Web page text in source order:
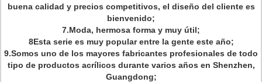
buena calidad y precios competitivos, el diseño del cliente es
bienvenido;
7.Moda, hermosa forma y muy útil;
8Esta serie es muy popular entre la gente este año;
9.Somos uno de los mayores fabricantes profesionales de todo
tipo de productos acrílicos durante varios años en Shenzhen,
Guangdong;